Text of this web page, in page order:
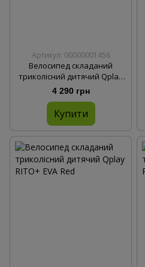
Артикул: 00000001456
Велосипед складаний
триколісний дитячий Qplay
RITO+ EVA Red
4 290 грн
Купити